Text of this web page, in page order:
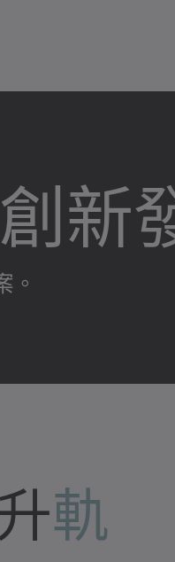
新
。
軌